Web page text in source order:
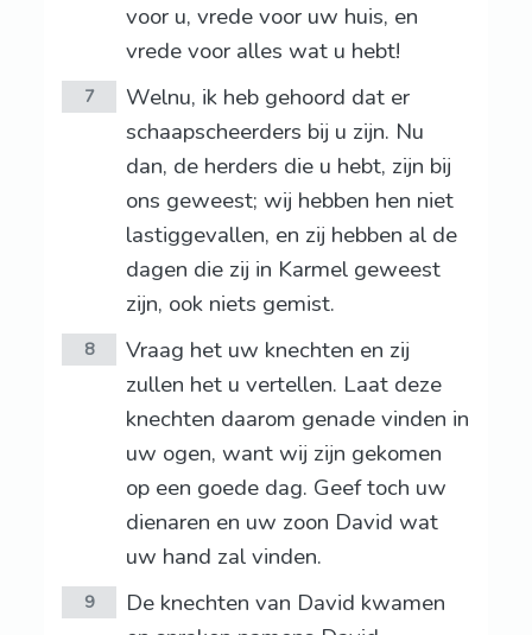
voor u, vrede voor uw huis, en
vrede voor alles wat u hebt!
7
Welnu, ik heb gehoord dat er
schaapscheerders bij u zijn. Nu
dan, de herders die u hebt, zijn bij
ons geweest; wij hebben hen niet
lastiggevallen, en zij hebben al de
dagen die zij in Karmel geweest
zijn, ook niets gemist.
8
Vraag het uw knechten en zij
zullen het u vertellen. Laat deze
knechten daarom genade vinden in
uw ogen, want wij zijn gekomen
op een goede dag. Geef toch uw
dienaren en uw zoon David wat
uw hand zal vinden.
9
De knechten van David kwamen